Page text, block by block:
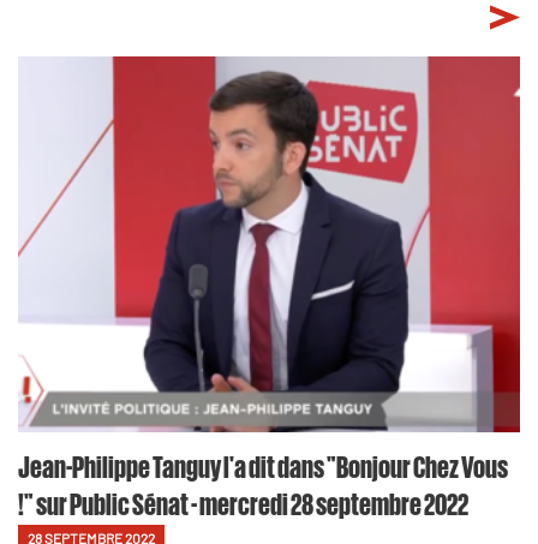
Jean-Philippe Tanguy l'a dit dans "Bonjour Chez Vous
!" sur Public Sénat - mercredi 28 septembre 2022
28 SEPTEMBRE 2022